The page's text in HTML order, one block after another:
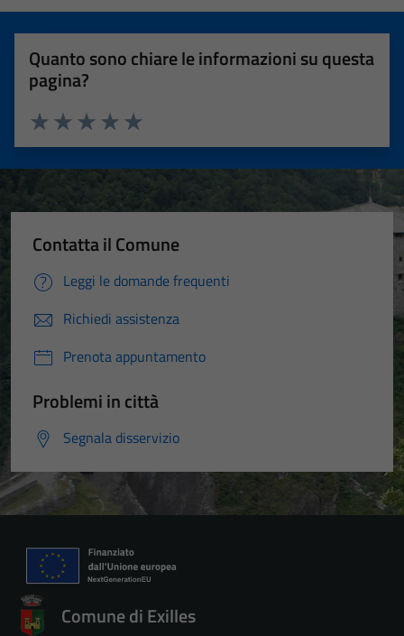
Quanto sono chiare le informazioni su questa
pagina?
Valuta 5 stelle su 5
Valuta 4 stelle su 5
Valuta 3 stelle su 5
Valuta 2 stelle su 5
Valuta 1 stelle su 5
Contatta il Comune
Leggi le domande frequenti
Richiedi assistenza
Prenota appuntamento
Problemi in città
Segnala disservizio
Comune di Exilles